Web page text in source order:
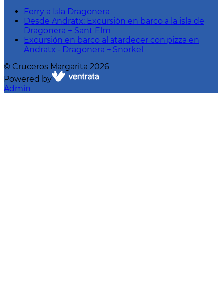
Ferry a Isla Dragonera
Desde Andratx: Excursión en barco a la isla de
Dragonera + Sant Elm
Excursión en barco al atardecer con pizza en
Andratx - Dragonera + Snorkel
© Cruceros Margarita 2026
Powered by
Admin